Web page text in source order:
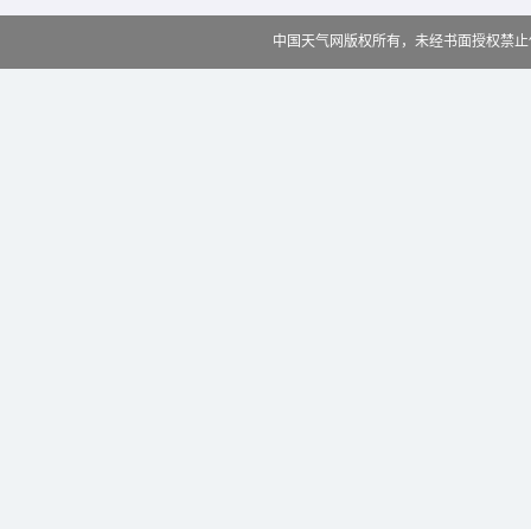
中国天气网版权所有，未经书面授权